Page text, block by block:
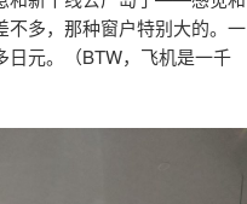
不多，那种窗户特别大的。一
日元。（BTW，飞机是一千